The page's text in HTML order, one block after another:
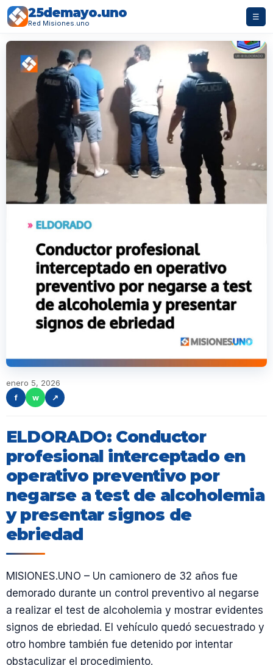
25demayo.uno
Red Misiones.uno
☰
enero 5, 2026
f
w ↗
ELDORADO: Conductor
profesional interceptado en
operativo preventivo por
negarse a test de alcoholemia
y presentar signos de
ebriedad
MISIONES.UNO – Un camionero de 32 años fue
demorado durante un control preventivo al negarse
a realizar el test de alcoholemia y mostrar evidentes
signos de ebriedad. El vehículo quedó secuestrado y
otro hombre también fue detenido por intentar
obstaculizar el procedimiento.